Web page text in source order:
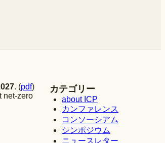
. (pdf)
net-zero
カテゴリー
about ICP
カンファレンス
コンソーシアム
シンポジウム
ニュースレター